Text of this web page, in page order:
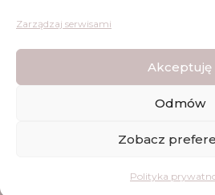
Zarządzaj serwisami
Akceptuję
Odmów
Zobacz
Polityka
PIERWSZE
zastrzeżone © | Wykonanie